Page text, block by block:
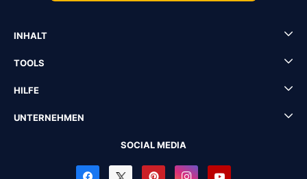
INHALT
TOOLS
HILFE
UNTERNEHMEN
SOCIAL MEDIA